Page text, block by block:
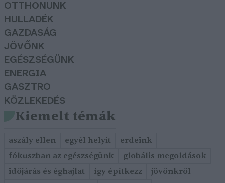
OTTHONUNK
HULLADÉK
GAZDASÁG
JÖVŐNK
EGÉSZSÉGÜNK
ENERGIA
GASZTRO
KÖZLEKEDÉS
Kiemelt témák
aszály ellen egyél helyit
erdeink
fókuszban az egészségünk
globális megoldások
időjárás és éghajlat
így építkezz
jövőnkről